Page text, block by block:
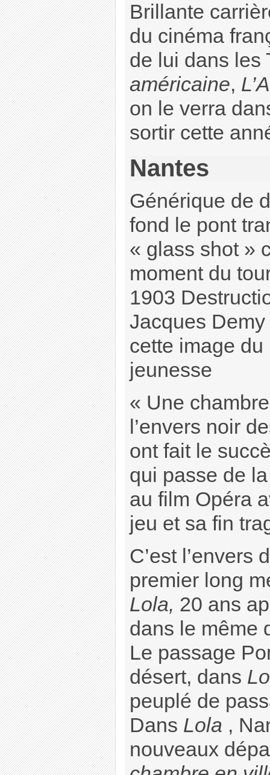
Brillante
du cinéma
de lui dans les
américaine,
on le verra
sortir cette
Nantes
Générique de
fond le pont
« glass shot »
moment du
1903
Jacques
cette image
jeunesse
« Une
l’envers noir
ont fait le
qui passe de
au film Opéra
jeu et sa fin
C’est l’envers
premier long
Lola, 20 ans
dans le même
Le passage
désert, dans
peuplé de
Dans Lola ,
nouveaux